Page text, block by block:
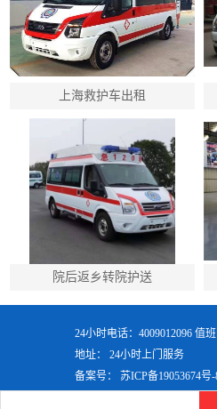
上海救护车出租
院后返乡转院护送
24小时电话：4009012096 值
地址： 24小时上门服务
备案号： 苏ICP备19053674号-